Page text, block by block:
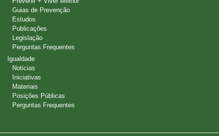
Guias de Prevenção
Estudos
Publicações
Legislação
Perguntas Frequentes
Igualdade
Noticias
Iniciativas
Materiais
Posições Públicas
Perguntas Frequentes